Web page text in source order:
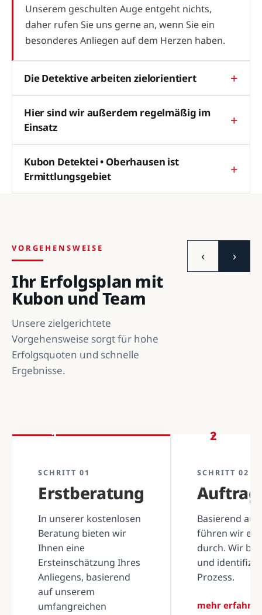
Unserem geschulten Auge entgeht nichts,
daher rufen Sie uns gerne an, wenn Sie ein
besonderes Anliegen auf dem Herzen haben.
Die Detektive arbeiten zielorientiert
Hier sind wir außerdem regelmäßig im
Einsatz
Kubon Detektei • Oberhausen ist
Ermittlungsgebiet
VORGEHENSWEISE
Ihr Erfolgsplan mit
Kubon und Team
Unsere zielgerichtete
Vorgehensweise sorgt für hohe
Erfolgsquoten und schnelle
Ergebnisse.
‹ ›
1
SCHRITT 01
Erstberatung
In unserer kostenlosen
Beratung bieten wir
Ihnen eine
Ersteinschätzung Ihres
Anliegens, basierend
auf unserem
umfangreichen
2
SCHRITT 02
Basierend
führen wir
durch. Wir
und
Prozess.
mehr erfahren